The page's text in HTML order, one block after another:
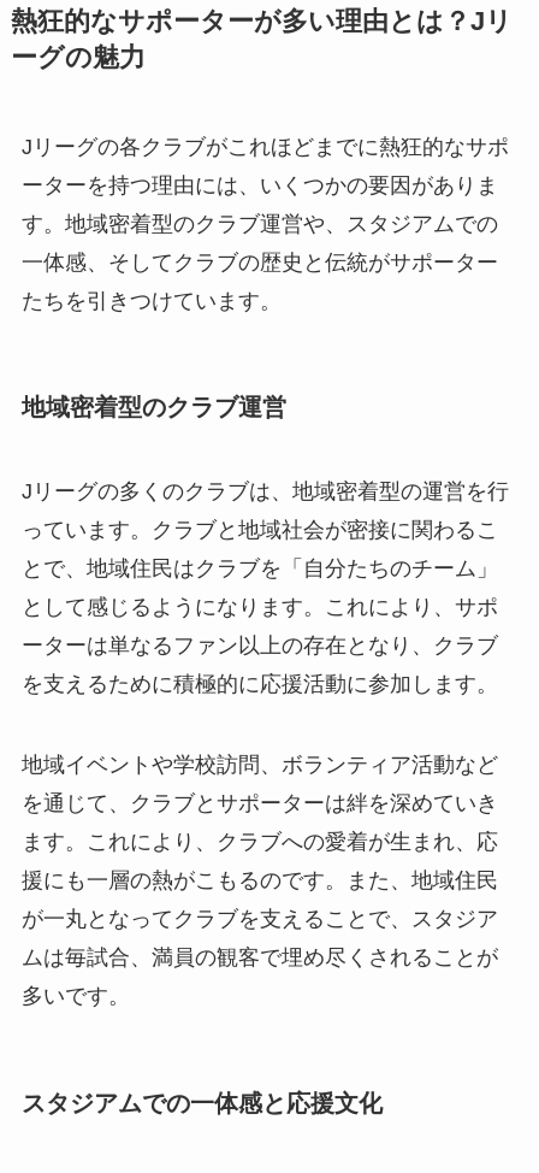
熱狂的なサポーターが多い理由とは？Jリ
ーグの魅力
Jリーグの各クラブがこれほどまでに熱狂的なサポ
ーターを持つ理由には、いくつかの要因がありま
す。地域密着型のクラブ運営や、スタジアムでの
一体感、そしてクラブの歴史と伝統がサポーター
たちを引きつけています。
地域密着型のクラブ運営
Jリーグの多くのクラブは、地域密着型の運営を行
っています。クラブと地域社会が密接に関わるこ
とで、地域住民はクラブを「自分たちのチーム」
として感じるようになります。これにより、サポ
ーターは単なるファン以上の存在となり、クラブ
を支えるために積極的に応援活動に参加します。
地域イベントや学校訪問、ボランティア活動など
を通じて、クラブとサポーターは絆を深めていき
ます。これにより、クラブへの愛着が生まれ、応
援にも一層の熱がこもるのです。また、地域住民
が一丸となってクラブを支えることで、スタジア
ムは毎試合、満員の観客で埋め尽くされることが
多いです。
スタジアムでの一体感と応援文化